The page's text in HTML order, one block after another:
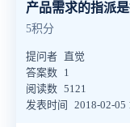
产品需求的指派
5积分
提问者 直觉
答案数 1
阅读数 5121
发表时间
2018-02-05